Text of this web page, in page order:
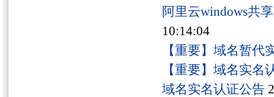
阿里云windows共
10:14:04
【重要】域名暂代
【重要】域名实名
域名实名认证公告